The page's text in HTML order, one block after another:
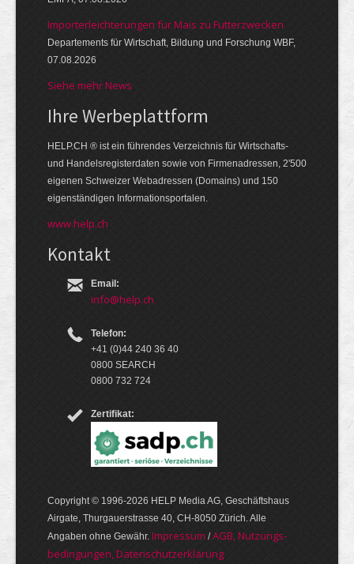
Importerleichterungen für Mais zu Futterzwecken
Departements für Wirtschaft, Bildung und Forschung WBF,
07.08.2026
Siehe mehr News
Ihre Werbe­platt­form
HELP.CH ® ist ein führendes Ver­zeich­nis für Wirt­schafts-
und Handels­register­daten so­wie von Firmen­adressen, 2'500
eige­nen Schweizer Web­adressen (Domains) und 150
eigen­ständigen Infor­mations­por­talen.
www.help.ch
Kontakt
Email:
info@help.ch
Telefon:
+41 (0)44 240 36 40
0800 SEARCH
0800 732 724
Zertifikat:
Copyright © 1996-2026 HELP Media AG, Geschäftshaus
Airgate, Thurgauer­strasse 40, CH-8050 Zürich. Alle
Angaben ohne Gewähr. Im­pres­sum /AGB, Nut­zungs­
bedin­gungen, Daten­schutz­er­klärung